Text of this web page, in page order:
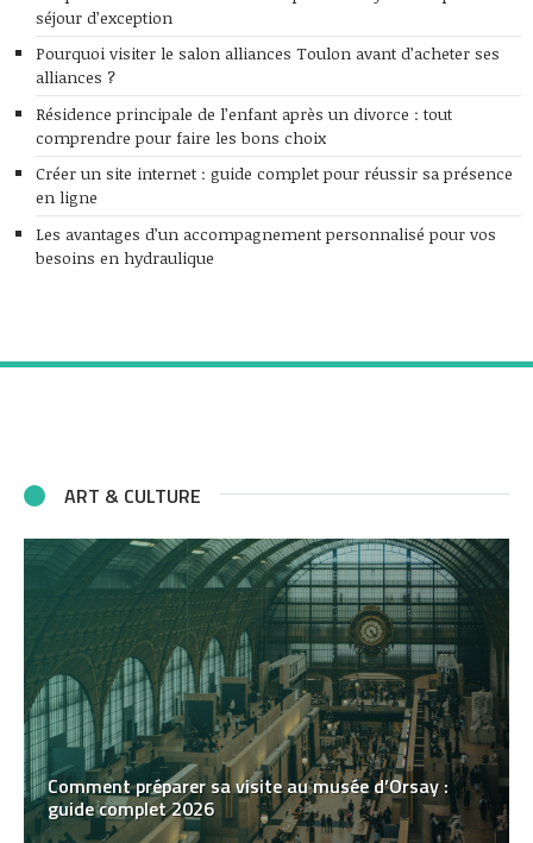
séjour d’exception
Pourquoi visiter le salon alliances Toulon avant d’acheter ses
alliances ?
Résidence principale de l’enfant après un divorce : tout
comprendre pour faire les bons choix
Créer un site internet : guide complet pour réussir sa présence
en ligne
Les avantages d’un accompagnement personnalisé pour vos
besoins en hydraulique
ART & CULTURE
Comment préparer sa visite au musée d’Orsay :
guide complet 2026